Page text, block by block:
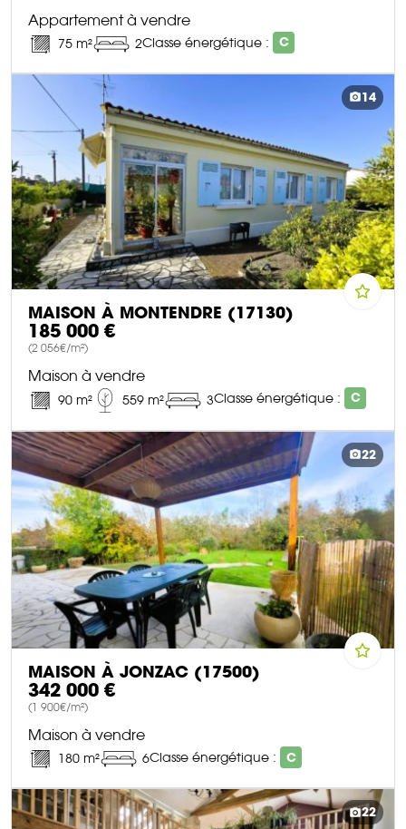
Appartement à vendre
75 m² 2Classe énergétique : C
DÉCOUVRIR CE BIEN
14
MAISON À MONTENDRE (17130)
185 000 €
(2 056€/m²)
Maison à vendre
90 m² 559 m² 3Classe énergétique : C
DÉCOUVRIR CE BIEN
22
MAISON À JONZAC (17500)
342 000 €
(1 900€/m²)
Maison à vendre
180 m² 6Classe énergétique : C
DÉCOUVRIR CE BIEN
22